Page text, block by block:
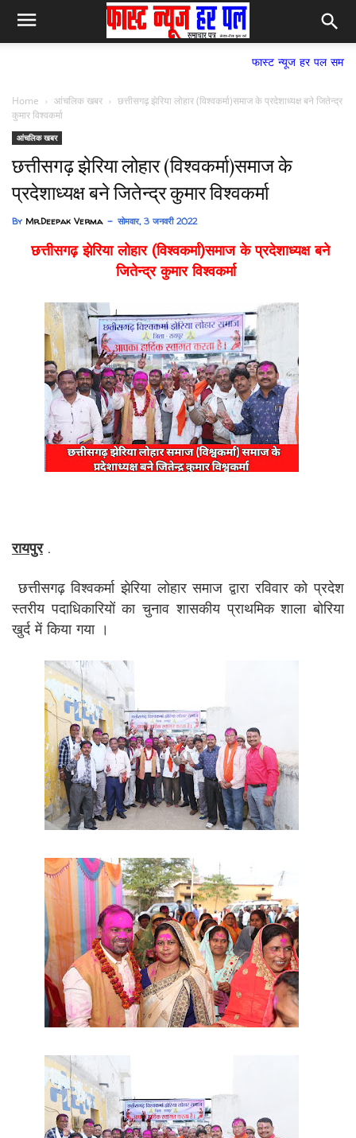
फास्ट न्यूज हर पल समाचार पत्र,
Home आंचलिक खबर
छत्तीसगढ़ झेरिया लोहार (विश्वकर्मा)समाज के प्रदेशाध्यक्ष बने जितेन्द्र
कुमार विश्वकर्मा
आंचलिक खबर
छत्तीसगढ़ झेरिया लोहार (विश्वकर्मा)समाज के
प्रदेशाध्यक्ष बने जितेन्द्र कुमार विश्वकर्मा
By Mr.Deepak Verma सोमवार, 3 जनवरी 2022
छत्तीसगढ़ झेरिया लोहार (विश्वकर्मा)समाजके प्रदेशाध्यक्ष बने
जितेन्द्र कुमार विश्वकर्मा
रायपुर.
छत्तीसगढ़ विश्वकर्मा झेरिया लोहार समाज द्वारा रविवार को प्रदेश
स्तरीय पदाधिकारियों का चुनाव शासकीय प्राथमिक शाला बोरिया
खुर्द में किया गया ।